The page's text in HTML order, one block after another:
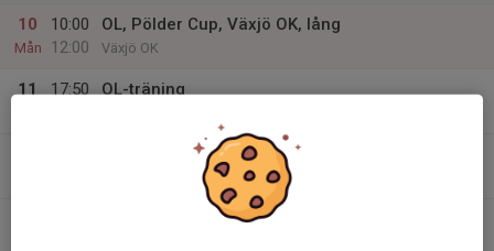
10
Mån
10:00
12:00
OL, Pölder Cup, Växjö OK, lång
Växjö OK
11
17:50
OL-träning